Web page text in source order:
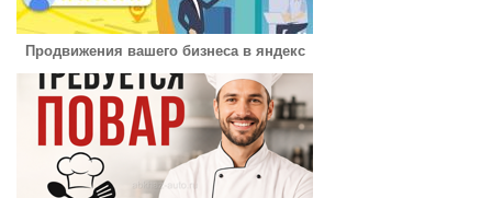
Продвижения вашего бизнеса в яндекс